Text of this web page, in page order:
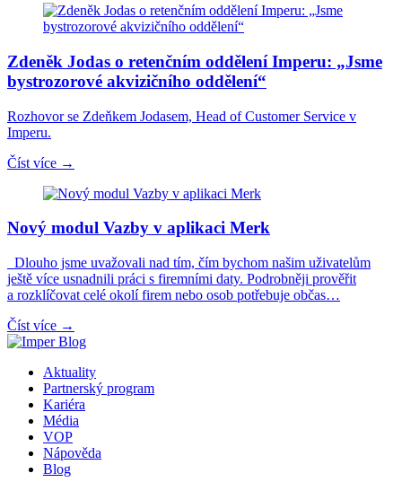
Zdeněk Jodas o retenčním oddělení Imperu: „Jsme
bystrozorové akvizičního oddělení“
Rozhovor se Zdeňkem Jodasem, Head of Customer Service v
Imperu.
Číst více →
Nový modul Vazby v aplikaci Merk
Dlouho jsme uvažovali nad tím, čím bychom našim uživatelům
ještě více usnadnili práci s firemními daty. Podrobněji prověřit
a rozklíčovat celé okolí firem nebo osob potřebuje občas…
Číst více →
Aktuality
Partnerský program
Kariéra
Média
VOP
Nápověda
Blog